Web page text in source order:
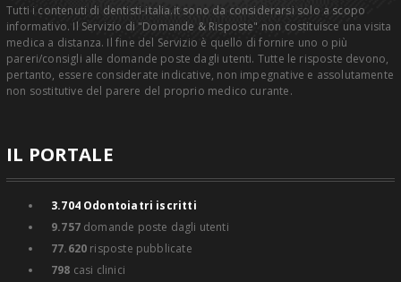
Tutti i contenuti di dentisti-italia.it sono da considerarsi solo a scopo
informativo. Il Servizio di "Domande & Risposte" non costituisce una visita
medica a distanza. Il fine del Servizio è quello di fornire uno o più
pareri/consigli alle domande poste dagli utenti. Tutte le risposte devono,
pertanto, essere considerate indicative, non impegnative e assolutamente
non sostitutive del parere del proprio medico curante.
IL PORTALE
3.704Odontoiatri iscritti
9.757domande poste dagli utenti
77.620 risposte pubblicate
798 casi clinici